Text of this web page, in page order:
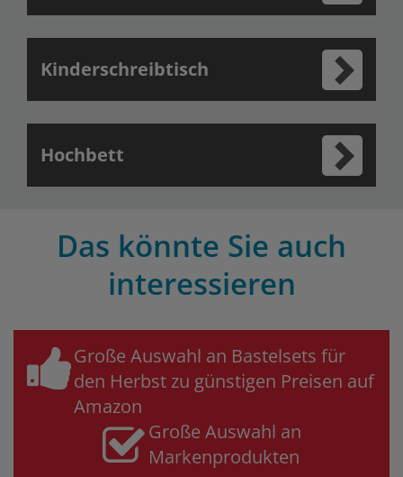
Kinderschreibtisch
Hochbett
Das könnte Sie auch
interessieren
Große Auswahl an Bastelsets für
den Herbst zu günstigen Preisen auf
Amazon
Große Auswahl an
Markenprodukten